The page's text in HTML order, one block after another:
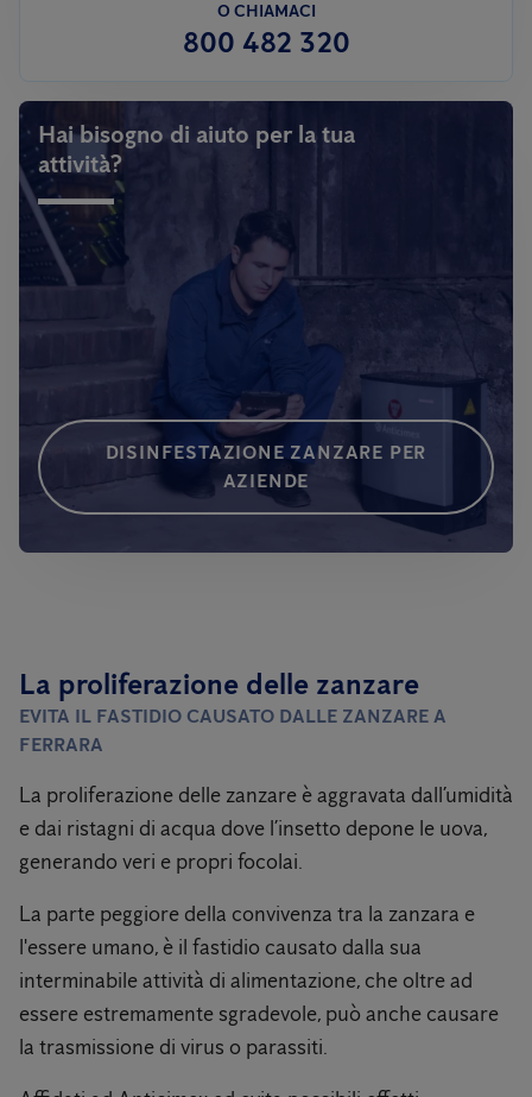
O CHIAMACI
800 482 320
Hai bisogno di aiuto per la tua
attività?
DISINFESTAZIONE ZANZARE PER
AZIENDE
La proliferazione delle zanzare
EVITA IL FASTIDIO CAUSATO DALLE ZANZARE A
FERRARA
La proliferazione delle zanzare è aggravata dall’umidità
e dai ristagni di acqua dove l’insetto depone le uova,
generando veri e propri focolai.
La parte peggiore della convivenza tra la zanzara e
l'essere umano, è il fastidio causato dalla sua
interminabile attività di alimentazione, che oltre ad
essere estremamente sgradevole, può anche causare
la trasmissione di virus o parassiti.